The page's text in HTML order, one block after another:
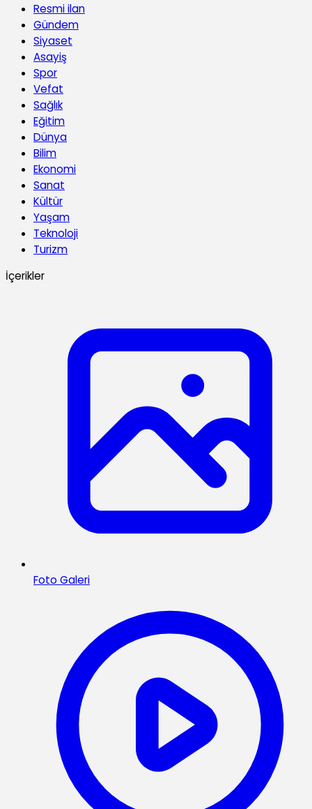
Resmi ilan
Gündem
Siyaset
Asayiş
Spor
Vefat
Sağlık
Eğitim
Dünya
Bilim
Ekonomi
Sanat
Kültür
Yaşam
Teknoloji
Turizm
İçerikler
Foto Galeri